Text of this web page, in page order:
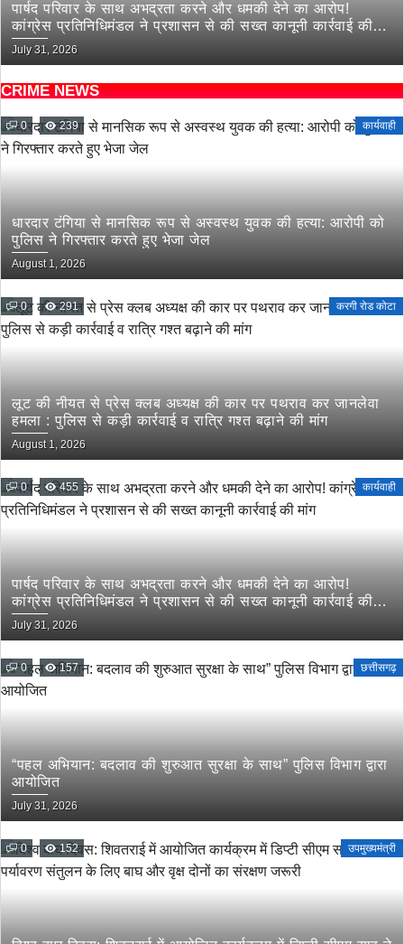
पार्षद परिवार के साथ अभद्रता करने और धमकी देने का आरोप!
कांग्रेस प्रतिनिधिमंडल ने प्रशासन से की सख्त कानूनी कार्रवाई की
मांग
July 31, 2026
CRIME NEWS
0 239 कार्यवाही
धारदार टंगिया से मानसिक रूप से अस्वस्थ युवक की हत्या: आरोपी को
पुलिस ने गिरफ्तार करते हुए भेजा जेल
August 1, 2026
0 291 करगी रोड कोटा
लूट की नीयत से प्रेस क्लब अध्यक्ष की कार पर पथराव कर जानलेवा
हमला : पुलिस से कड़ी कार्रवाई व रात्रि गश्त बढ़ाने की मांग
August 1, 2026
0 455 कार्यवाही
पार्षद परिवार के साथ अभद्रता करने और धमकी देने का आरोप!
कांग्रेस प्रतिनिधिमंडल ने प्रशासन से की सख्त कानूनी कार्रवाई की
मांग
July 31, 2026
0 157 छत्तीसगढ़
“पहल अभियान: बदलाव की शुरुआत सुरक्षा के साथ” पुलिस विभाग द्वारा
आयोजित
July 31, 2026
0 152 उपमुख्यमंत्री